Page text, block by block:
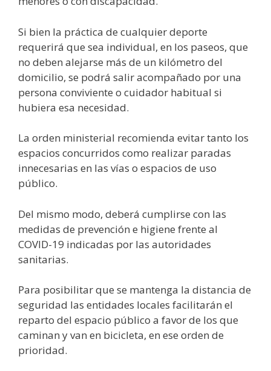
Si bien la práctica de cualquier deporte
requerirá que sea individual, en los paseos, que
no deben alejarse más de un kilómetro del
domicilio, se podrá salir acompañado por una
persona conviviente o cuidador habitual si
hubiera esa necesidad.
La orden ministerial recomienda evitar tanto los
espacios concurridos como realizar paradas
innecesarias en las vías o espacios de uso
público.
Del mismo modo, deberá cumplirse con las
medidas de prevención e higiene frente al
COVID-19 indicadas por las autoridades
sanitarias.
Para posibilitar que se mantenga la distancia de
seguridad las entidades locales facilitarán el
reparto del espacio público a favor de los que
caminan y van en bicicleta, en ese orden de
prioridad.